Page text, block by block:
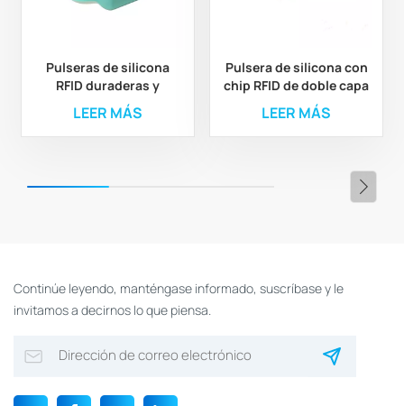
Pulseras de silicona
RFID duraderas y
personalizadas para el
control de acceso a
áreas de juego.
LEER MÁS
Pulsera de silicona con
chip RFID de doble capa
personalizada y
colorida
LEER MÁS
Continúe leyendo, manténgase informado, suscríbase y le
invitamos a decirnos lo que piensa.